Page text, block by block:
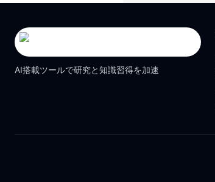
AI搭載ツールで研究と知識習得を加速